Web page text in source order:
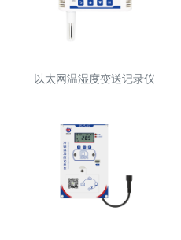
以太网温湿度变送记录仪